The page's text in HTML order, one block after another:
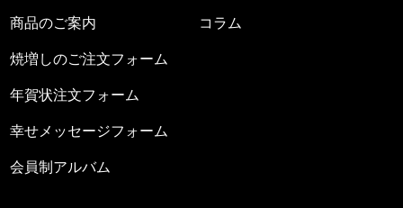
商品のご案内
焼増しのご注文フォーム
年賀状注文フォーム
幸せメッセージフォーム
会員制アルバム
コラム